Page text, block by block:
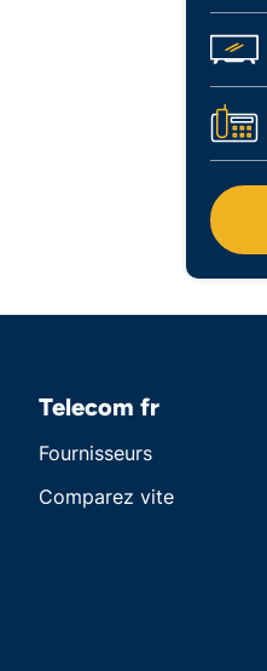
Telecom fr
Fournisseurs
Comparez vite